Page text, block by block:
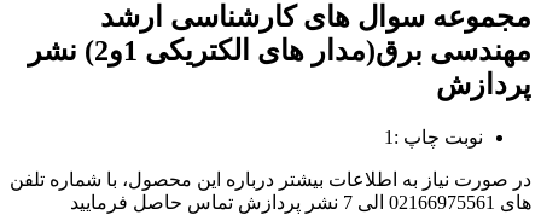
مجموعه سوال های کارشناسی ارشد
مهندسی برق(مدار های الکتریکی 1و2) نشر
پردازش
نوبت چاپ :1
در صورت نیاز به اطلاعات بیشتر درباره این محصول، با شماره تلفن
های 02166975561 الی 7 نشر پردازش تماس حاصل فرمایید